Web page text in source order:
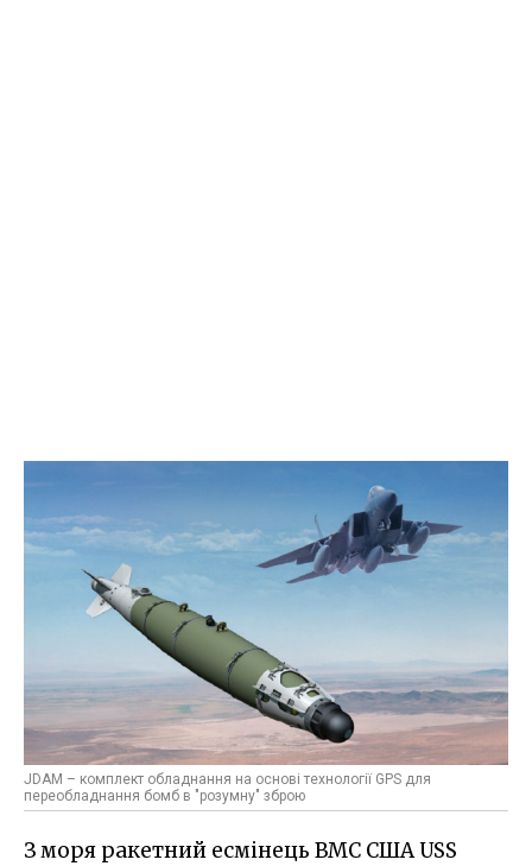
JDAM – комплект обладнання на основі технології GPS для
переобладнання бомб в "розумну" зброю
З моря ракетний есмінець ВМС США USS